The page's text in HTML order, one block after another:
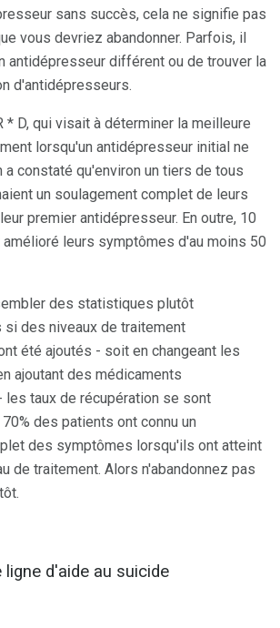
sans succès, cela ne signifie pas
vous devriez abandonner. Parfois, il
antidépresseur différent ou de trouver la
d'antidépresseurs.
* D, qui visait à déterminer la meilleure
lorsqu'un antidépresseur initial ne
a constaté qu'environ un tiers de tous
un soulagement complet de leurs
premier antidépresseur. En outre, 10
amélioré leurs symptômes d'au moins 50
des statistiques plutôt
si des niveaux de traitement
été ajoutés - soit en changeant les
ajoutant des médicaments
les taux de récupération se sont
des patients ont connu un
des symptômes lorsqu'ils ont atteint
de traitement. Alors n'abandonnez pas
ligne d'aide au suicide